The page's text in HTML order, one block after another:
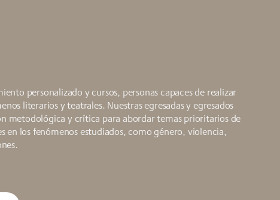
personalizado y cursos, personas capaces de realizar
literarios y teatrales. Nuestras egresadas y egresados
metodológica y crítica para abordar temas prioritarios de
en los fenómenos estudiados, como género, violencia,